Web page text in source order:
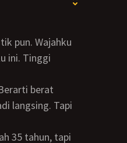
ini. Tinggi
langsing. Tapi